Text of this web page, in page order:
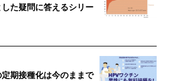
た疑問に答えるシリー
期接種化は今のままで